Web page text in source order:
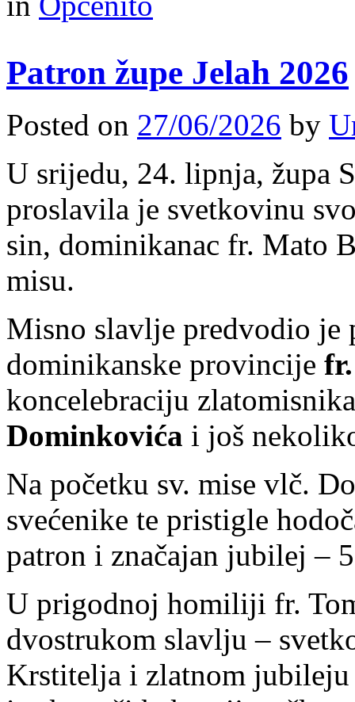
Patron župe Jelah 2026
Posted on 27/06/2026 by
U srijedu, 24. lipnja, župa
proslavila je svetkovinu
sin, dominikanac fr. Mato
misu.
Misno slavlje predvodio je
dominikanske provincije
koncelebraciju
Dominkovića i još
Na početku sv. mise vlč.
svećenike te pristigle
patron i značajan jubilej –
U prigodnoj homiliji fr.
dvostrukom slavlju –
Krstitelja i zlatnom jubileju